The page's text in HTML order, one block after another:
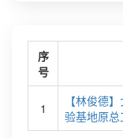
序
号
1
【林俊德
验基地原